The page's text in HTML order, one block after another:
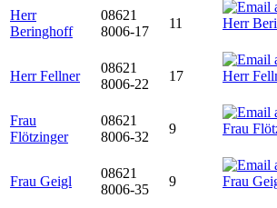
Herr
Beringhoff
08621
8006-17
11
Herr Fellner
08621
8006-22
17
Frau
Flötzinger
08621
8006-32
9
Frau Geigl
08621
8006-35
9